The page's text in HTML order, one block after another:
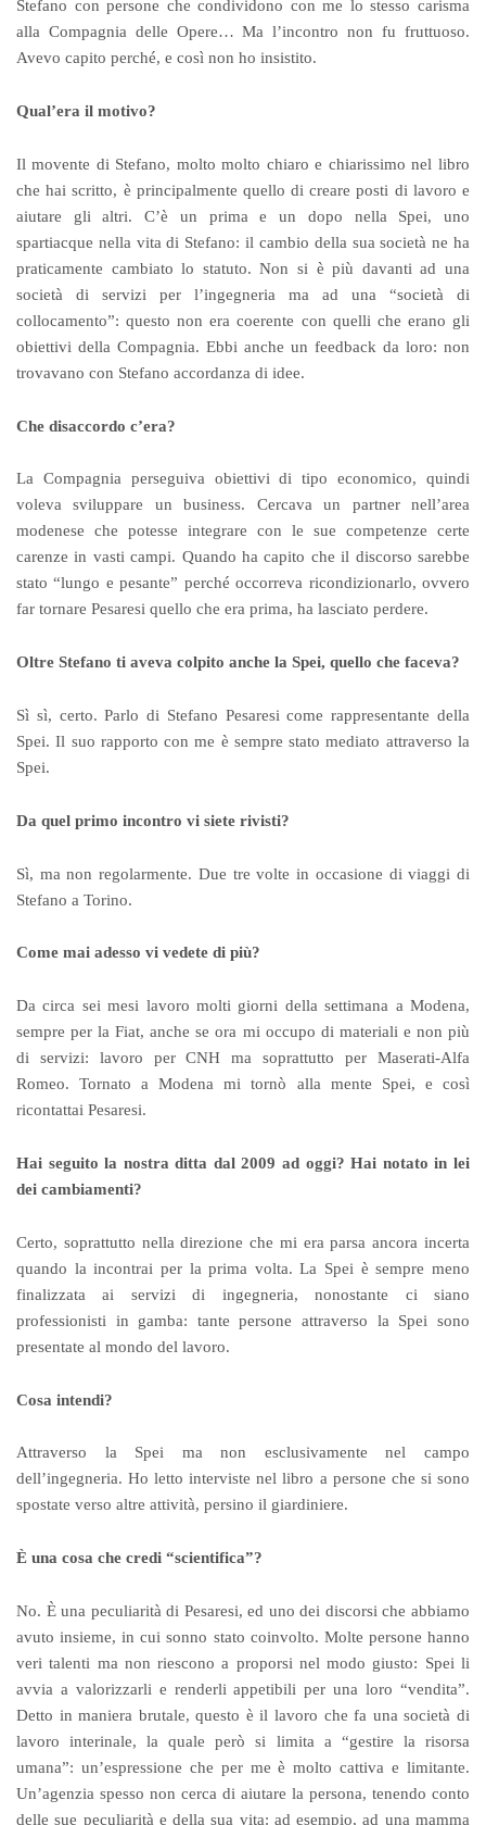
Stefano con persone che condividono con me lo stesso carisma
alla Compagnia delle Opere… Ma l’incontro non fu fruttuoso.
Avevo capito perché, e così non ho insistito.
Qual’era il motivo?
Il movente di Stefano, molto molto chiaro e chiarissimo nel libro
che hai scritto, è principalmente quello di creare posti di lavoro e
aiutare gli altri. C’è un prima e un dopo nella Spei, uno
spartiacque nella vita di Stefano: il cambio della sua società ne ha
praticamente cambiato lo statuto. Non si è più davanti ad una
società di servizi per l’ingegneria ma ad una “società di
collocamento”: questo non era coerente con quelli che erano gli
obiettivi della Compagnia. Ebbi anche un feedback da loro: non
trovavano con Stefano accordanza di idee.
Che disaccordo c’era?
La Compagnia perseguiva obiettivi di tipo economico, quindi
voleva sviluppare un business. Cercava un partner nell’area
modenese che potesse integrare con le sue competenze certe
carenze in vasti campi. Quando ha capito che il discorso sarebbe
stato “lungo e pesante” perché occorreva ricondizionarlo, ovvero
far tornare Pesaresi quello che era prima, ha lasciato perdere.
Oltre Stefano ti aveva colpito anche la Spei, quello che faceva?
Sì sì, certo. Parlo di Stefano Pesaresi come rappresentante della
Spei. Il suo rapporto con me è sempre stato mediato attraverso la
Spei.
Da quel primo incontro vi siete rivisti?
Sì, ma non regolarmente. Due tre volte in occasione di viaggi di
Stefano a Torino.
Come mai adesso vi vedete di più?
Da circa sei mesi lavoro molti giorni della settimana a Modena,
sempre per la Fiat, anche se ora mi occupo di materiali e non più
di servizi: lavoro per CNH ma soprattutto per Maserati-Alfa
Romeo. Tornato a Modena mi tornò alla mente Spei, e così
ricontattai Pesaresi.
Hai seguito la nostra ditta dal 2009 ad oggi? Hai notato in lei
dei cambiamenti?
Certo, soprattutto nella direzione che mi era parsa ancora incerta
quando la incontrai per la prima volta. La Spei è sempre meno
finalizzata ai servizi di ingegneria, nonostante ci siano
professionisti in gamba: tante persone attraverso la Spei sono
presentate al mondo del lavoro.
Cosa intendi?
Attraverso la Spei ma non esclusivamente nel campo
dell’ingegneria. Ho letto interviste nel libro a persone che si sono
spostate verso altre attività, persino il giardiniere.
È una cosa che credi “scientifica”?
No. È una peculiarità di Pesaresi, ed uno dei discorsi che abbiamo
avuto insieme, in cui sonno stato coinvolto. Molte persone hanno
veri talenti ma non riescono a proporsi nel modo giusto: Spei li
avvia a valorizzarli e renderli appetibili per una loro “vendita”.
Detto in maniera brutale, questo è il lavoro che fa una società di
lavoro interinale, la quale però si limita a “gestire la risorsa
umana”: un’espressione che per me è molto cattiva e limitante.
Un’agenzia spesso non cerca di aiutare la persona, tenendo conto
delle sue peculiarità e della sua vita: ad esempio, ad una mamma